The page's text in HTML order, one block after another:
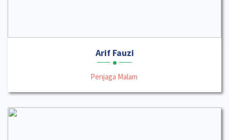
Arif Fauzi
Penjaga Malam